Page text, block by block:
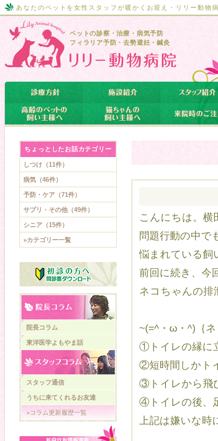
あなたのペットを女性スタッフが暖かくお迎え・リリー動物
ペットの診察・治療・病気予防
フィラリア予防・去勢避妊・鍼灸
こんにちは。
問題行動の中で
悩まれている飼
前回に続き、今
ネコちゃんの排
~(=^・ω・^)｛
①トイレの縁に
②短時間しかト
③トイレから飛
④トイレの後、
上記は嫌いな時
ちょっとしたお話カテゴリー
しつけ（11件）
病気（46件）
予防・ケア（71件）
サプリ・その他（49件）
シニア（15件）
»カテゴリー一覧
院長コラム
東洋医学よもやま話
スタッフ通信
うちに来てくれるお友達
»コラム更新履歴一覧